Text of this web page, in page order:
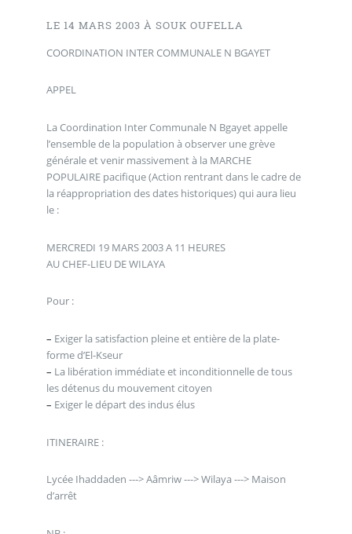
LE 14 MARS 2003 À SOUK OUFELLA
COORDINATION INTER COMMUNALE N BGAYET
APPEL
La Coordination Inter Communale N Bgayet appelle
l’ensemble de la population à observer une grève
générale et venir massivement à la MARCHE
POPULAIRE pacifique (Action rentrant dans le cadre de
la réappropriation des dates historiques) qui aura lieu
le :
MERCREDI 19 MARS 2003 A 11 HEURES
AU CHEF-LIEU DE WILAYA
Pour :
– Exiger la satisfaction pleine et entière de la plate-
forme d’El-Kseur
– La libération immédiate et inconditionnelle de tous
les détenus du mouvement citoyen
– Exiger le départ des indus élus
ITINERAIRE :
Lycée Ihaddaden ---> Aâmriw ---> Wilaya ---> Maison
d’arrêt